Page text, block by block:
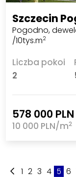
Szczecin
Pogodno,
/10tys.m2
Liczba pokoi
2
578 000 PLN
10 000 PLN/m2
1 2 3 4 5 6